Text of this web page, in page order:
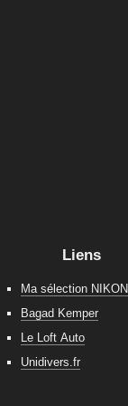
Liens
Ma sélection NIKON
Bagad Kemper
Le Loft Auto
Unidivers.fr